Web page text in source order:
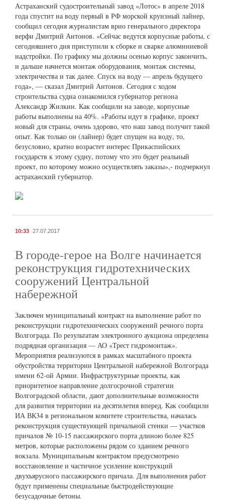
Астраханский судостроительный завод «Лотос» в апреле 2018
года спустит на воду первый в РФ морской круизный лайнер,
сообщил сегодня журналистам врио генерального директора
верфи Дмитрий Антонов. «Сейчас ведутся корпусные работы, с
сегодняшнего дня приступили к сборке и сварке алюминиевой
надстройки. По графику мы должны осенью корпус закончить,
и дальше начнется монтаж оборудования, монтаж системы,
электричества и так далее. Спуск на воду — апрель будущего
года», — сказал Дмитрий Антонов. Сегодня с ходом
строительства судна ознакомился губернатор региона
Александр Жилкин. Как сообщили на заводе, корпусные
работы выполнены на 40%. «Работы идут в графике, проект
новый для страны, очень здорово, что наш завод получит такой
опыт. Как только он (лайнер) будет спущен на воду, то,
безусловно, кратно возрастет интерес Прикаспийских
государств к этому судну, потому что это будет реальный
проект, по которому можно осуществлять заказы»,- подчеркнул
астраханский губернатор.
10:33 27.07.2017
В городе-герое на Волге начинается
реконструкция гидротехнических
сооружений Центральной
набережной
Заключен муниципальный контракт на выполнение работ по
реконструкции гидротехнических сооружений речного порта
Волгограда. По результатам электронного аукциона определена
подрядная организация — АО «Трест гидромонтаж».
Мероприятия реализуются в рамках масштабного проекта
обустройства территории Центральной набережной Волгограда
имени 62-ой Армии. Инфраструктурные проекты, как
приоритетное направление долгосрочной стратегии
Волгоградской области, дают дополнительные возможности
для развития территории на десятилетия вперед. Как сообщили
ИА ВК34 в региональном комитете строительства, началась
реконструкция существующей причальной стенки — участков
причалов № 10-15 пассажирского порта длиною более 825
метров, которые расположены рядом со зданием речного
вокзала. Муниципальным контрактом предусмотрено
восстановление и частичное усиление конструкций
двухъярусного пассажирского причала. Для выполнения работ
будут применены специальные быстродействующие
безусадочные бетоны.